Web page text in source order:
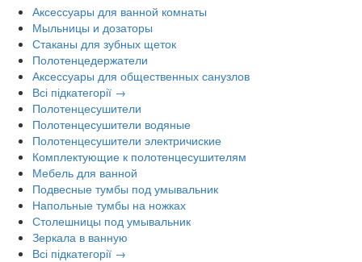
Аксессуары для ванной комнаты
Мыльницы и дозаторы
Стаканы для зубных щеток
Полотенцедержатели
Аксессуары для общественных санузлов
Всі підкатегорії →
Полотенцесушители
Полотенцесушители водяные
Полотенцесушители электричиские
Комплектующие к полотенцесушителям
Мебель для ванной
Подвесные тумбы под умывальник
Напольные тумбы на ножках
Столешницы под умывальник
Зеркала в ванную
Всі підкатегорії →